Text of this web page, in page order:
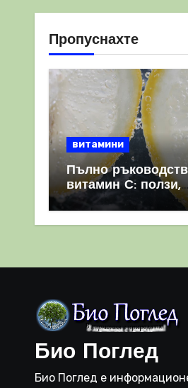
Пропуснахте
витамини
Пълно
витамин С: ползи,
източници и защо
важен за имунната
Био Поглед
Био Поглед е